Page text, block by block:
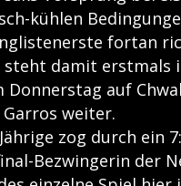
kühlen
fortan
steht damit erstmals
Donnerstag auf
Garros weiter.
zog durch ein
Bezwingerin der